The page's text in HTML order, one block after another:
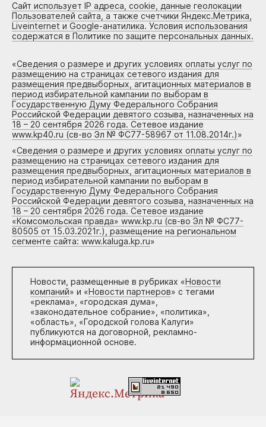
Сайт использует IP адреса, cookie, данные геолокации
Пользователей сайта, а также счетчики Яндекс.Метрика,
Liveinternet и Google-анатилика. Условия использования
содержатся в Политике по защите персональных данных.
«Сведения о размере и других условиях оплаты услуг по
размещению на страницах сетевого издания для
размещения предвыборных, агитационных материалов в
период избирательной кампании по выборам в
Государственную Думу Федерального Собрания
Российской Федерации девятого созыва, назначенных на
18 – 20 сентября 2026 года. Сетевое издание
www.kp40.ru (св-во Эл № ФС77-58967 от 11.08.2014г.)»
«Сведения о размере и других условиях оплаты услуг по
размещению на страницах сетевого издания для
размещения предвыборных, агитационных материалов в
период избирательной кампании по выборам в
Государственную Думу Федерального Собрания
Российской Федерации девятого созыва, назначенных на
18 – 20 сентября 2026 года. Сетевое издание
«Комсомольская правда» www.kp.ru (св-во Эл № ФС77-
80505 от 15.03.2021г.), размещение на региональном
сегменте сайта: www.kaluga.kp.ru»
Новости, размещенные в рубриках «Новости
компаний» и «Новости партнеров» с тегами
«реклама», «городская дума»,
«законодательное собрание», «политика»,
«область», «Городской голова Калуги»
публикуются на договорной, рекламно-
информационной основе.